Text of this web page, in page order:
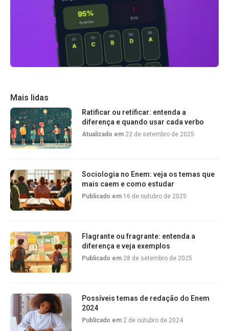
Mais lidas
Ratificar ou retificar: entenda a
diferença e quando usar cada verbo
Atualizado em 22 de setembro de 2025
Sociologia no Enem: veja os temas que
mais caem e como estudar
Publicado em 16 de outubro de 2025
Flagrante ou fragrante: entenda a
diferença e veja exemplos
Publicado em 28 de setembro de 2025
Possíveis temas de redação do Enem
2024
Publicado em 2 de outubro de 2024